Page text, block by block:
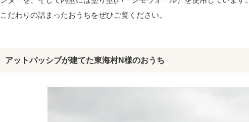
こだわりの詰まったおうちをぜひご覧ください。
アットパッシブが建てた東海村N様のおうち